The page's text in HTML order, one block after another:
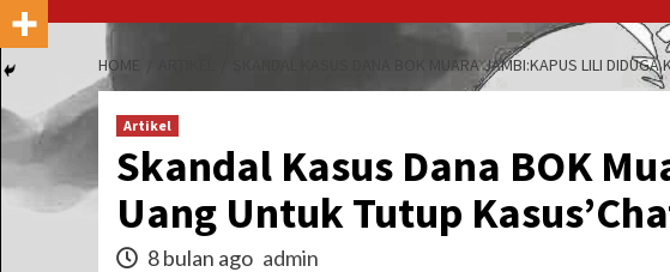
HOME SKANDAL KASUS DANA BOK MUARA JAMBI:KAPUS LILI
Artikel
Skandal Kasus Dana BOK
Uang Untuk Tutup
8 bulan ago admin